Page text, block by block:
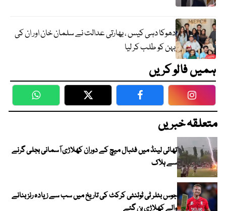
دھوکا دہی کیس ، بھارتی عدالت نے سلمان خان اور ان کی
بہن کو طلب کر لیا
ہمیں فالو کریں
WhatsApp Twitter Facebook
متعلقہ خبریں
تھائی لینڈ میں فٹبال میچ کے دوران کھلاڑی آسمانی بجلی گرنے
سے ہلاک
جوس بٹلر ٹی ٹوئنٹی کرکٹ کی تاریخ میں سب سے زیادہ رنز بنانے
والے کھلاڑی بن گئے